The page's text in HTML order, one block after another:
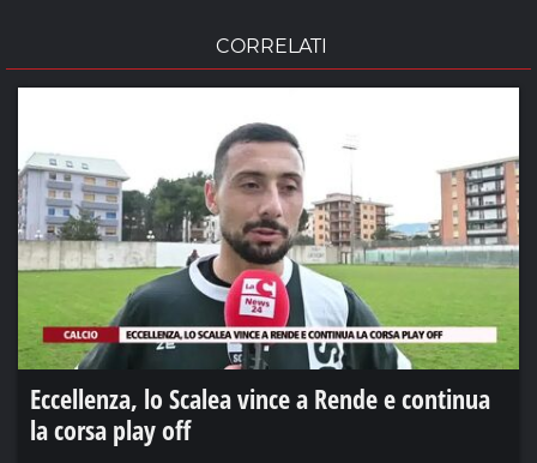
CORRELATI
Eccellenza, lo Scalea vince a Rende e continua
la corsa play off